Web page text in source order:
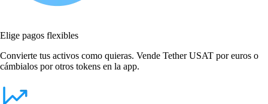
Elige pagos flexibles
Convierte tus activos como quieras. Vende Tether USAT por euros o
cámbialos por otros tokens en la app.